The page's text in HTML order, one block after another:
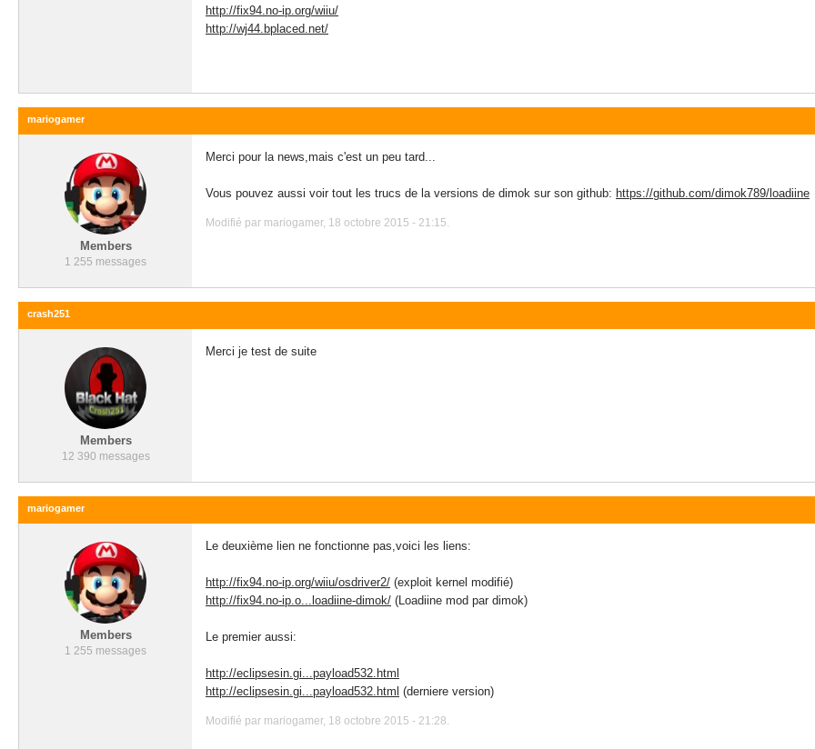
http://fix94.no-ip.org/wiiu/
http://wj44.bplaced.net/
mariogamer
Members
1 255 messages
Merci pour la news,mais c'est un peu tard...
Vous pouvez aussi voir tout les trucs de la versions de dimok sur son github: https://github.com/dimok789/loadiine
Modifié par mariogamer, 18 octobre 2015 - 21:15.
crash251
Members
12 390 messages
Merci je test de suite
mariogamer
Members
1 255 messages
Le deuxième lien ne fonctionne pas,voici les liens:
http://fix94.no-ip.org/wiiu/osdriver2/ (exploit kernel modifié)
http://fix94.no-ip.o...loadiine-dimok/ (Loadiine mod par dimok)
Le premier aussi:
http://eclipsesin.gi...payload532.html
http://eclipsesin.gi...payload532.html (derniere version)
Modifié par mariogamer, 18 octobre 2015 - 21:28.